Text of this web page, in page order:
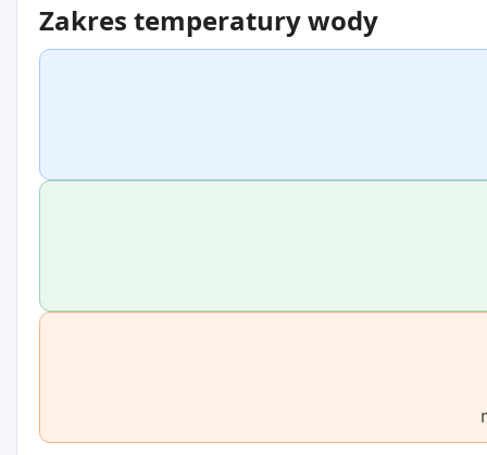
Zakres temperatury wody